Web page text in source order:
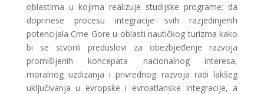
oblastima u kojima realizuje studijske programe; da
doprinese procesu integracije svih razjedinjenih
potencijala Crne Gore u oblasti nautičkog turizma kako
bi se stvorili preduslovi za obezbjeđenje razvoja
promišljenih koncepata nacionalnog interesa,
moralnog uzdizanja i privrednog razvoja radi lakšeg
uključivanja u evropske i evroatlanske integracije, a